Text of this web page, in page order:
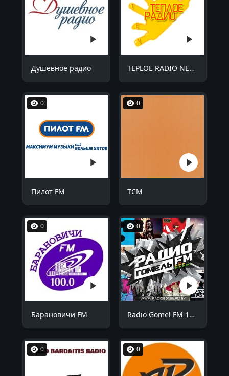
Душевное радио TEPLOE RADIO NETOP FM 100.0
0
Пилот FM
0
TCM
0
Барановичи FM
0
Radio Gomel FM 101.3
0 0